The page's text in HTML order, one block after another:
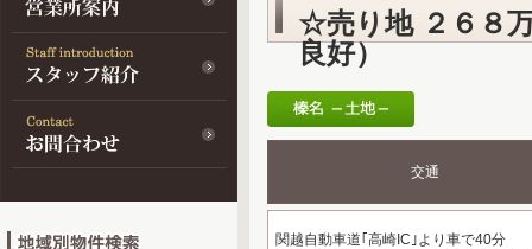
☆売り地 ２６８
良好）
交通
関越自動車道｢高崎IC｣より車で40分